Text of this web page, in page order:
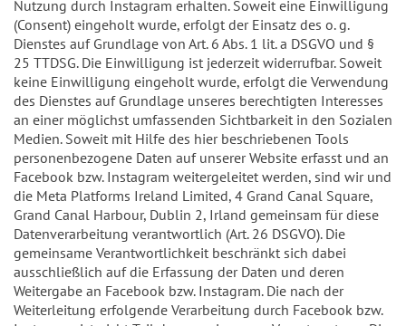
Nutzung durch Instagram erhalten. Soweit eine Einwilligung
(Consent) eingeholt wurde, erfolgt der Einsatz des o. g.
Dienstes auf Grundlage von Art. 6 Abs. 1 lit. a DSGVO und §
25 TTDSG. Die Einwilligung ist jederzeit widerrufbar. Soweit
keine Einwilligung eingeholt wurde, erfolgt die Verwendung
des Dienstes auf Grundlage unseres berechtigten Interesses
an einer möglichst umfassenden Sichtbarkeit in den Sozialen
Medien. Soweit mit Hilfe des hier beschriebenen Tools
personenbezogene Daten auf unserer Website erfasst und an
Facebook bzw. Instagram weitergeleitet werden, sind wir und
die Meta Platforms Ireland Limited, 4 Grand Canal Square,
Grand Canal Harbour, Dublin 2, Irland gemeinsam für diese
Datenverarbeitung verantwortlich (Art. 26 DSGVO). Die
gemeinsame Verantwortlichkeit beschränkt sich dabei
ausschließlich auf die Erfassung der Daten und deren
Weitergabe an Facebook bzw. Instagram. Die nach der
Weiterleitung erfolgende Verarbeitung durch Facebook bzw.